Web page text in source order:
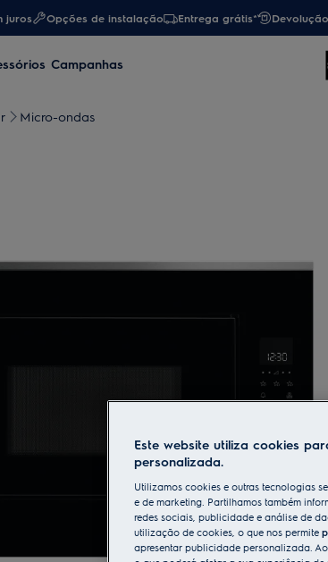
juros Opções de instalação Entrega grátis*
Campanhas
Micro-ondas
Este website utiliza cookies
personalizada.
Utilizamos cookies e outras tecnologias
e de marketing. Partilhamos também
redes sociais, publicidade e análise de
utilização de cookies, o que nos permite
apresentar publicidade personalizada.